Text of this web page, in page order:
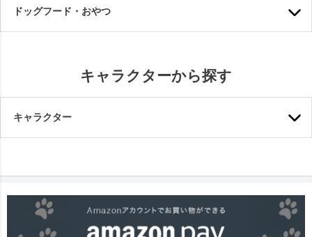
ドッグフード・おやつ
キャラクターから探す
キャラクター